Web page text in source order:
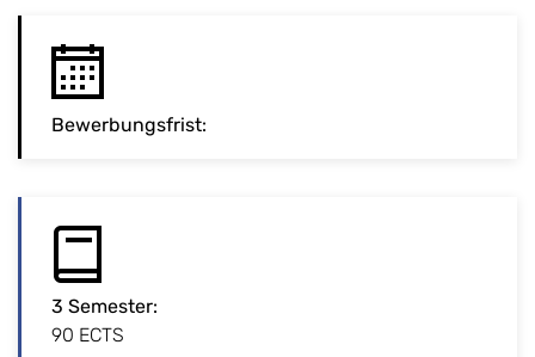
Bewerbungsfrist:
3 Semester:
90 ECTS